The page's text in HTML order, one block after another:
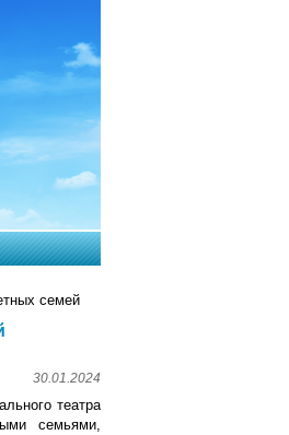
семей
30.01.2024
театра
семьями,